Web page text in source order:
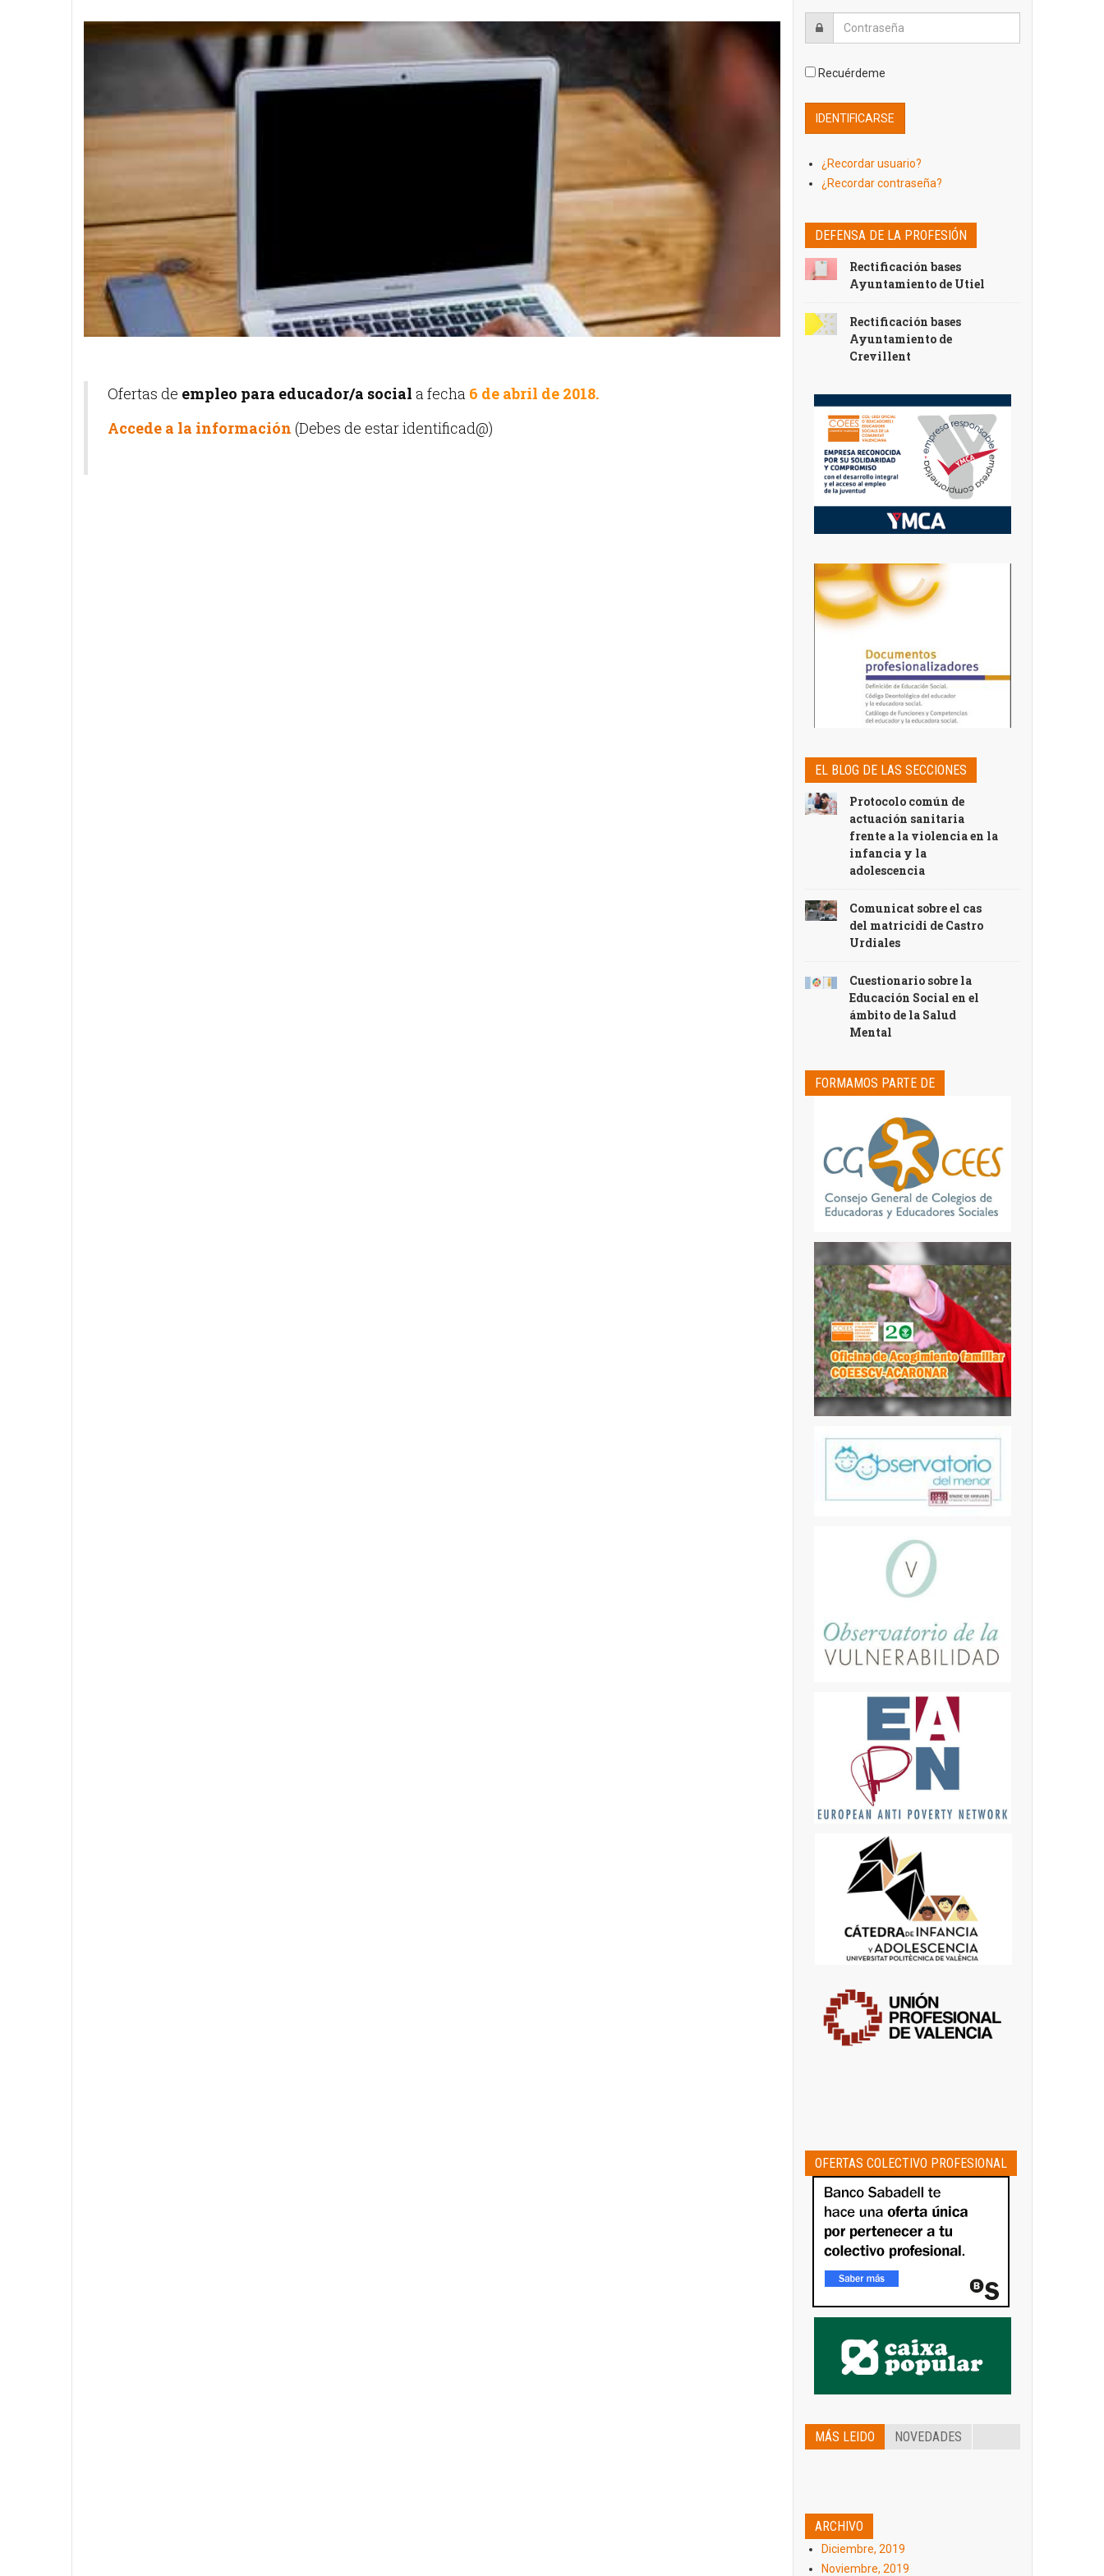
Ofertas de empleo para educador/a social a fecha 6 de abril de 2018.
Accede a la información (Debes de estar identificad@)
Recuérdeme
¿Recordar usuario?
¿Recordar contraseña?
DEFENSA DE LA PROFESIÓN
Rectificación bases
Ayuntamiento de Utiel
Rectificación bases
Ayuntamiento de
Crevillent
EL BLOG DE LAS SECCIONES
Protocolo común de
actuación sanitaria
frente a la violencia en la
infancia y la
adolescencia
Comunicat sobre el cas
del matricidi de Castro
Urdiales
Cuestionario sobre la
Educación Social en el
ámbito de la Salud
Mental
FORMAMOS PARTE DE
OFERTAS COLECTIVO PROFESIONAL
MÁS LEIDO NOVEDADES
ARCHIVO
Diciembre, 2019
Noviembre, 2019